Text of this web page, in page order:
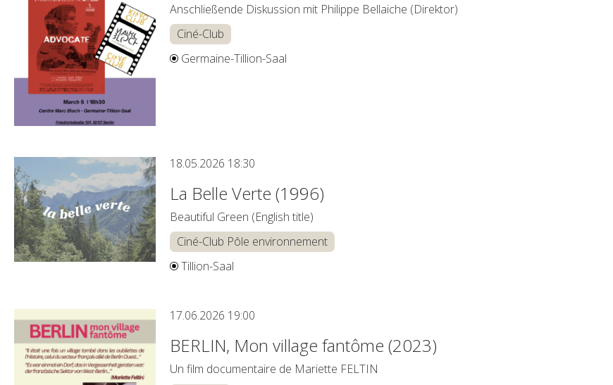
Anschließende Diskussion mit Philippe Bellaiche (Direktor)
Ciné-Club
Germaine-Tillion-Saal
18.05.2026 18:30
La Belle Verte (1996)
Beautiful Green (English title)
Ciné-Club Pôle environnement
Tillion-Saal
17.06.2026 19:00
BERLIN, Mon village fantôme (2023)
Un film documentaire de Mariette FELTIN